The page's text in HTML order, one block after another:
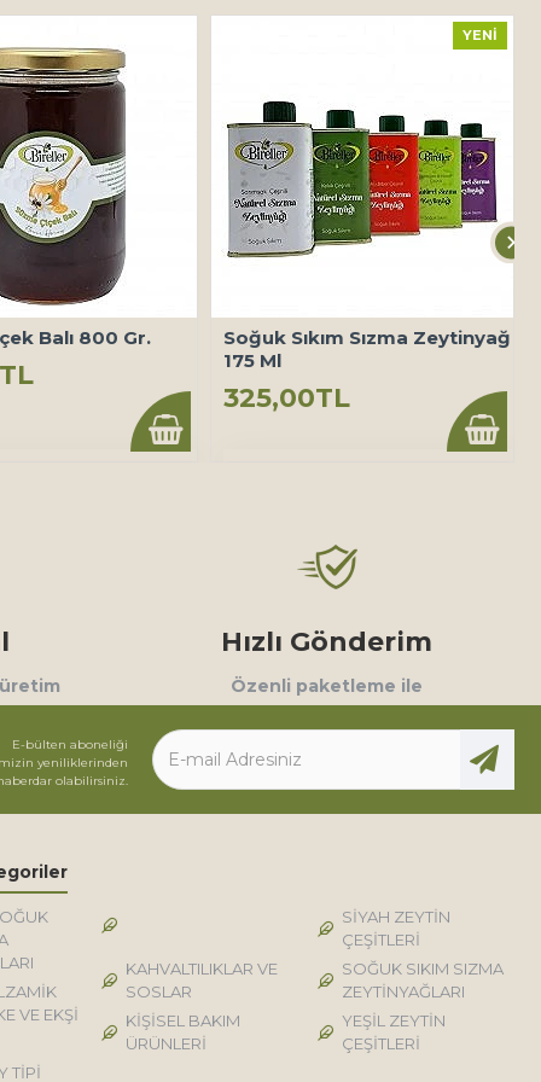
Balı 800 Gr.
YENI
Soğuk Sıkım Sızma Zeytinyağ
175 Ml
325,00TL
üretim
Hızlı Gönderim
Özenli paketleme ile
E-bülten aboneliği
yeniliklerinden
olabilirsiniz.
VE EKŞİ
KAHVALTILIKLAR VE
SOSLAR
KİŞİSEL BAKIM
ÜRÜNLERİ
SİYAH ZEYTİN
ÇEŞİTLERİ
SOĞUK SIKIM SIZMA
ZEYTİNYAĞLARI
YEŞİL ZEYTİN
ÇEŞİTLERİ